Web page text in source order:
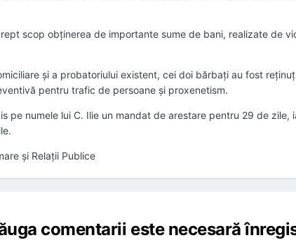
scop obţinerea de importante sume de bani, realizate de
şi a probatoriului existent, cei doi bărbaţi au fost
pentru trafic de persoane şi proxenetism.
pe numele lui C. Ilie un mandat de arestare pentru 29 de
și Relații Publice
comentarii este necesară